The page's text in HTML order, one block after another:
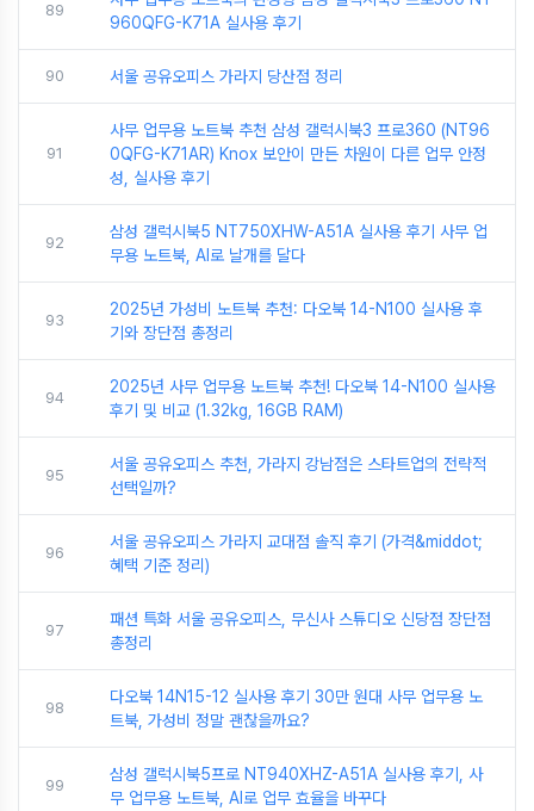
89
960QFG-K71A 실사용 후기
90 서울 공유오피스 가라지 당산점 정리
91
사무 업무용 노트북 추천 삼성 갤럭시북3 프로360 (NT96
0QFG-K71AR) Knox 보안이 만든 차원이 다른 업무 안정
성, 실사용 후기
92
삼성 갤럭시북5 NT750XHW-A51A 실사용 후기 사무 업
무용 노트북, AI로 날개를 달다
93
2025년 가성비 노트북 추천: 다오북 14-N100 실사용 후
기와 장단점 총정리
94
2025년 사무 업무용 노트북 추천! 다오북 14-N100 실사용
후기 및 비교 (1.32kg, 16GB RAM)
95
서울 공유오피스 추천, 가라지 강남점은 스타트업의 전략적
선택일까?
96
서울 공유오피스 가라지 교대점 솔직 후기 (가격&middot;
혜택 기준 정리)
97
패션 특화 서울 공유오피스, 무신사 스튜디오 신당점 장단점
총정리
98
다오북 14N15-12 실사용 후기 30만 원대 사무 업무용 노
트북, 가성비 정말 괜찮을까요?
99
삼성 갤럭시북5프로 NT940XHZ-A51A 실사용 후기, 사
무 업무용 노트북, AI로 업무 효율을 바꾸다